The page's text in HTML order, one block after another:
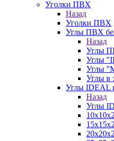
Уголки ПВХ
Назад
Уголки ПВХ
Углы ПВХ
Назад
Углы
Углы
Углы
Углы в
Углы IDEAL
Назад
Углы